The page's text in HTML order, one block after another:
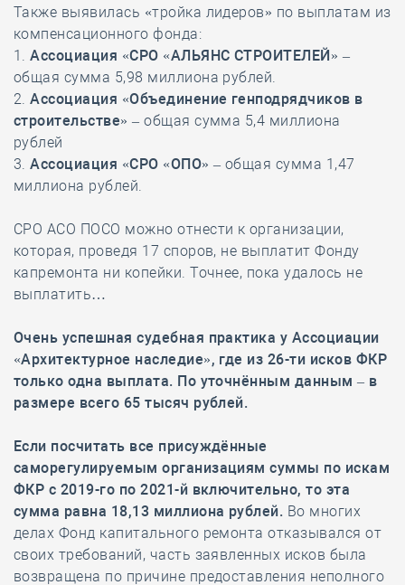
Также выявилась «тройка лидеров» по выплатам из
компенсационного фонда:
1.Ассоциация «СРО «АЛЬЯНС СТРОИТЕЛЕЙ» –
общая сумма 5,98 миллиона рублей.
2.Ассоциация «Объединение генподрядчиков в
строительстве» – общая сумма 5,4 миллиона
рублей
3.Ассоциация «СРО «ОПО»– общая сумма 1,47
миллиона рублей.
СРО АСО ПОСО можно отнести к организации,
которая, проведя 17 споров, не выплатит Фонду
капремонта ни копейки. Точнее, пока удалось не
выплатить…
Очень успешная судебная практика у Ассоциации
«Архитектурное наследие», где из 26-ти исков ФКР
только одна выплата. По уточнённым данным – в
размере всего 65 тысяч рублей.
Если посчитать все присуждённые
саморегулируемым организациям суммы по искам
ФКР с 2019-го по 2021-й включительно, то эта
сумма равна 18,13 миллиона рублей. Во многих
делах Фонд капитального ремонта отказывался от
своих требований, часть заявленных исков была
возвращена по причине предоставления неполного